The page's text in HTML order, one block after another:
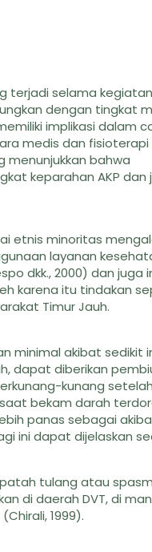
terjadi selama
dengan tingkat
implikasi dalam
medis dan fisioterapi
menunjukkan bahwa
keparahan AKP dan
etnis minoritas
layanan
dkk., 2000) dan juga
karena itu tindakan
Timur Jauh.
minimal akibat sedikit
dapat diberikan
kunang
bekam darah
panas sebagai
ini dapat dijelaskan
tulang atau
di daerah DVT, di
1999).